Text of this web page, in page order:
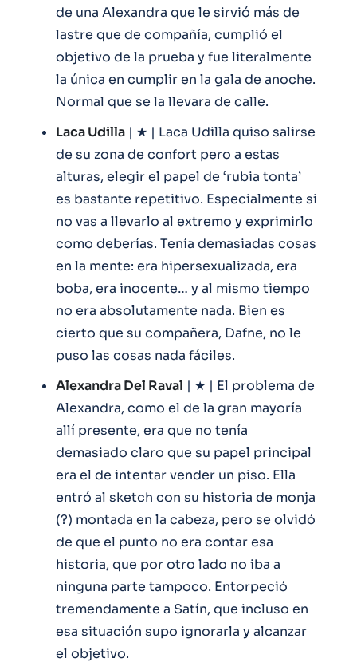
de una Alexandra que le sirvió más de
lastre que de compañía, cumplió el
objetivo de la prueba y fue literalmente
la única en cumplir en la gala de anoche.
Normal que se la llevara de calle.
Laca Udilla | ★ | Laca Udilla quiso salirse
de su zona de confort pero a estas
alturas, elegir el papel de ‘rubia tonta’
es bastante repetitivo. Especialmente si
no vas a llevarlo al extremo y exprimirlo
como deberías. Tenía demasiadas cosas
en la mente: era hipersexualizada, era
boba, era inocente… y al mismo tiempo
no era absolutamente nada. Bien es
cierto que su compañera, Dafne, no le
puso las cosas nada fáciles.
Alexandra Del Raval | ★ | El problema de
Alexandra, como el de la gran mayoría
allí presente, era que no tenía
demasiado claro que su papel principal
era el de intentar vender un piso. Ella
entró al sketch con su historia de monja
(?) montada en la cabeza, pero se olvidó
de que el punto no era contar esa
historia, que por otro lado no iba a
ninguna parte tampoco. Entorpeció
tremendamente a Satín, que incluso en
esa situación supo ignorarla y alcanzar
el objetivo.